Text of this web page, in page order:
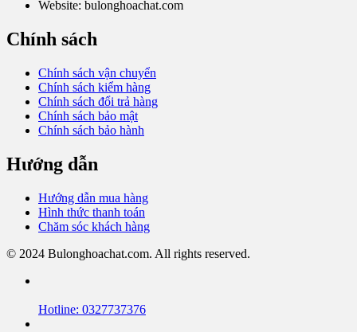
Website: bulonghoachat.com
Chính sách
Chính sách vận chuyển
Chính sách kiểm hàng
Chính sách đổi trả hàng
Chính sách bảo mật
Chính sách bảo hành
Hướng dẫn
Hướng dẫn mua hàng
Hình thức thanh toán
Chăm sóc khách hàng
© 2024 Bulonghoachat.com. All rights reserved.
Hotline: 0327737376